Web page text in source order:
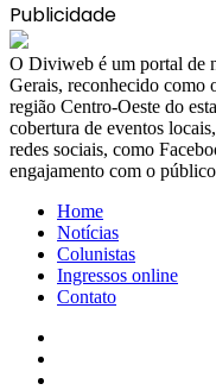
Publicidade
​O Diviweb é um portal de
Gerais, reconhecido como
região Centro-Oeste do
cobertura de eventos
redes sociais, como
engajamento com o
Home
Notícias
Colunistas
Ingressos online
Contato